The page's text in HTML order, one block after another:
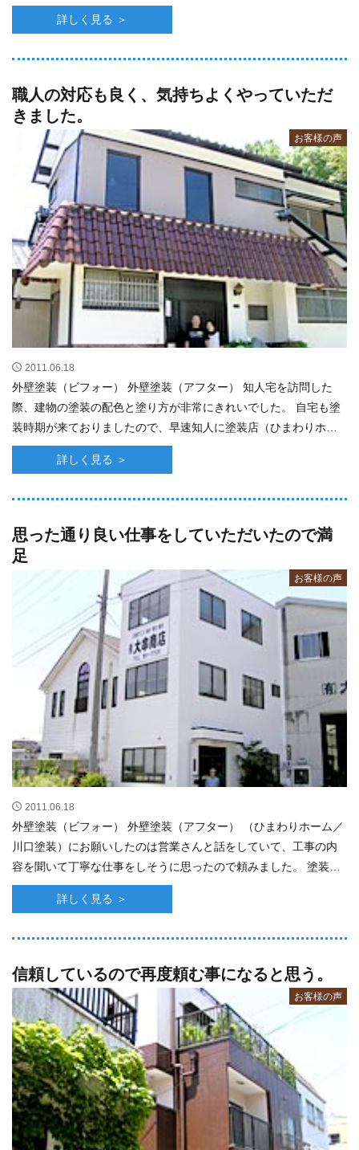
来て下さって色々親切にアドバイスして･･･
詳しく見る ＞
職人の対応も良く、気持ちよくやっていただ
きました。
お客様の声
2011.06.18
外壁塗装（ビフォー） 外壁塗装（アフター） 知人宅を訪問した
際、建物の塗装の配色と塗り方が非常にきれいでした。 自宅も塗
装時期が来ておりましたので、早速知人に塗装店（ひまわりホー
ム／川口塗装）を紹介していただき･･･
詳しく見る ＞
思った通り良い仕事をしていただいたので満
足
お客様の声
2011.06.18
外壁塗装（ビフォー） 外壁塗装（アフター） （ひまわりホーム／
川口塗装）にお願いしたのは営業さんと話をしていて、工事の内
容を聞いて丁寧な仕事をしそうに思ったので頼みました。 塗装工
事は、思った通り良い仕事をしていた･･･
詳しく見る ＞
信頼しているので再度頼む事になると思う。
お客様の声